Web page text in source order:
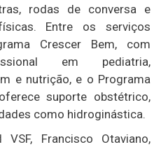
rodas de conversa e
Entre os serviços
Crescer Bem, com
em pediatria,
e nutrição, e o Programa
suporte obstétrico,
como hidroginástica.
Francisco Otaviano,